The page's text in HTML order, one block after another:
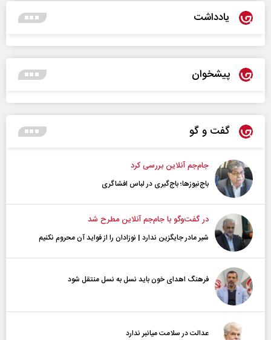
یادداشت
پیشخوان
گفت و گو
جام‌جم آنلاین بررسی کرد
باج‌نیوزها؛ باج‌گیری در لباس افشاگری
در گفت‌و‌گو با جام‌جم آنلاین مطرح شد
شیر مادر جایگزین ندارد | نوزادان را از فواید آن محروم نکنیم
فرهنگ اهدای خون باید نسل به نسل منتقل شود
عدالت در سلامت میانبر ندارد